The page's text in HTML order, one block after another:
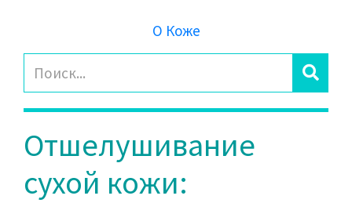
О Коже
Отшелушивание
сухой кожи: